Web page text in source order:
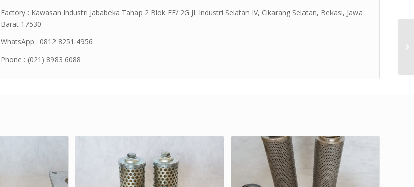
Factory : Kawasan Industri Jababeka Tahap 2 Blok EE/ 2G Jl. Industri Selatan IV, Cikarang Selatan, Bekasi, Jawa
Barat 17530
WhatsApp : 0812 8251 4956
Phone : (021) 8983 6088